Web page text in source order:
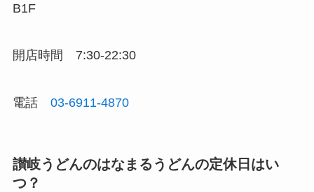
B1F
開店時間 7:30-22:30
電話 03-6911-4870
讃岐うどんのはなまるうどんの定休日はい
つ？